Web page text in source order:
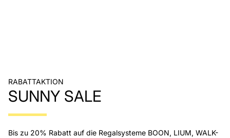
RABATTAKTION
SUNNY SALE
Bis zu 20% Rabatt auf die Regalsysteme BOON, LIUM, WALK-